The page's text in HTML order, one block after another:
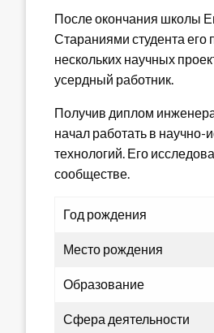
После окончания школы
Стараниями студента его
нескольких научных
усердный работник.
Получив диплом
начал работать в научно-
технологий. Его
сообществе.
Год рождения
Место рождения
Образование
Сфера деятельности